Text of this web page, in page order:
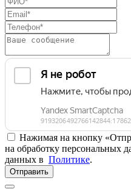
Нажимая на кнопку
на обработку персональных
данных в Политике.
Отправить